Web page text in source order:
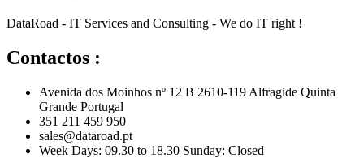
DataRoad - IT Services and Consulting - We do IT right !
Contactos :
Avenida dos Moinhos nº 12 B 2610-119 Alfragide Quinta
Grande Portugal
351 211 459 950
sales@dataroad.pt
Week Days: 09.30 to 18.30 Sunday: Closed